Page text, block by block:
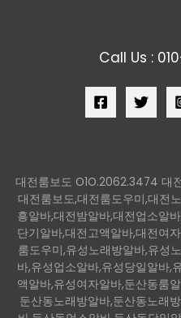
Call Us :
대전룸보도 O1O.2062.3474 대
대전룸보도,대전룸도우미,대전
흥알바,대전밤알바,대전업소알
단기알바,대전고액알바,대전여
룸도우미,유성노래방알바,유성
바,유성업소알바,유성당일알바,
액알바,유성여자알바,둔산동룸
둔산동노래방알바,둔산동노래